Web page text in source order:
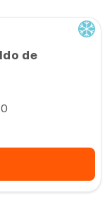
de